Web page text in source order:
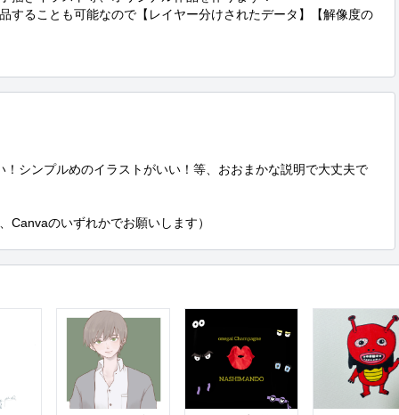
することも可能なので【レイヤー分けされたデータ】【解像度の
シンプルめのイラストがいい！等、おおまかな説明で大丈夫で
Canvaのいずれかでお願いします）